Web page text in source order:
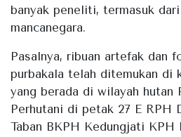
banyak peneliti, termasuk dari
mancanegara.
Pasalnya, ribuan artefak dan
purbakala telah ditemukan di
yang berada di wilayah hutan
Perhutani di petak 27 E RPH
Taban BKPH Kedungjati KPH